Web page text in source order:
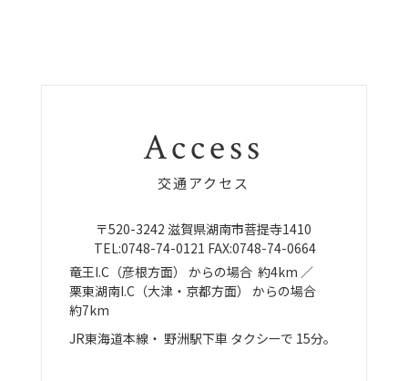
Access
交通アクセス
〒520-3242 滋賀県湖南市菩提寺1410
TEL:0748-74-0121 FAX:0748-74-0664
竜王I.C（彦根方面） からの場合 約4km ／
栗東湖南I.C（大津・京都方面）
からの場合
約7km
JR東海道本線・ 野洲駅下車 タクシーで 15分。